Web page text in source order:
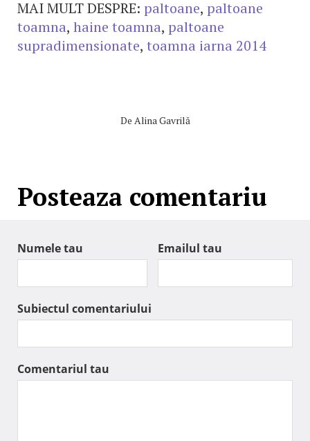
MAI MULT DESPRE: paltoane, paltoane
toamna, haine toamna, paltoane
supradimensionate, toamna iarna 2014
De Alina Gavrilă
Posteaza comentariu
Numele tau Emailul tau
Subiectul comentariului
Comentariul tau